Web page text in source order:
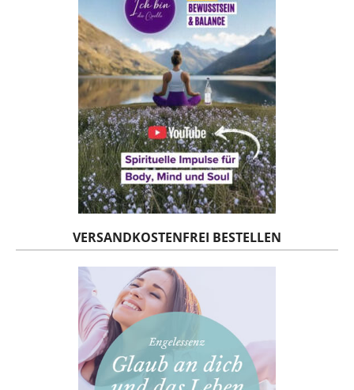
VERSANDKOSTENFREI BESTELLEN